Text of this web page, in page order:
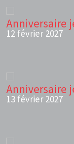
Anniversaire
12 février 2027
Anniversaire
13 février 2027